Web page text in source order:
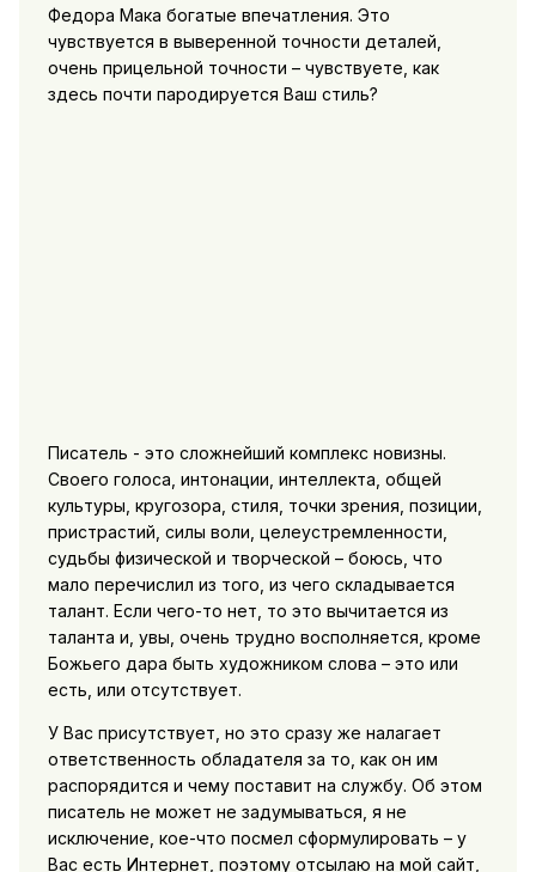
Федора Мака богатые впечатления. Это
чувствуется в выверенной точности деталей,
очень прицельной точности – чувствуете, как
здесь почти пародируется Ваш стиль?
Писатель - это сложнейший комплекс новизны.
Своего голоса, интонации, интеллекта, общей
культуры, кругозора, стиля, точки зрения, позиции,
пристрастий, силы воли, целеустремленности,
судьбы физической и творческой – боюсь, что
мало перечислил из того, из чего складывается
талант. Если чего-то нет, то это вычитается из
таланта и, увы, очень трудно восполняется, кроме
Божьего дара быть художником слова – это или
есть, или отсутствует.
У Вас присутствует, но это сразу же налагает
ответственность обладателя за то, как он им
распорядится и чему поставит на службу. Об этом
писатель не может не задумываться, я не
исключение, кое-что посмел сформулировать – у
Вас есть Интернет, поэтому отсылаю на мой сайт,